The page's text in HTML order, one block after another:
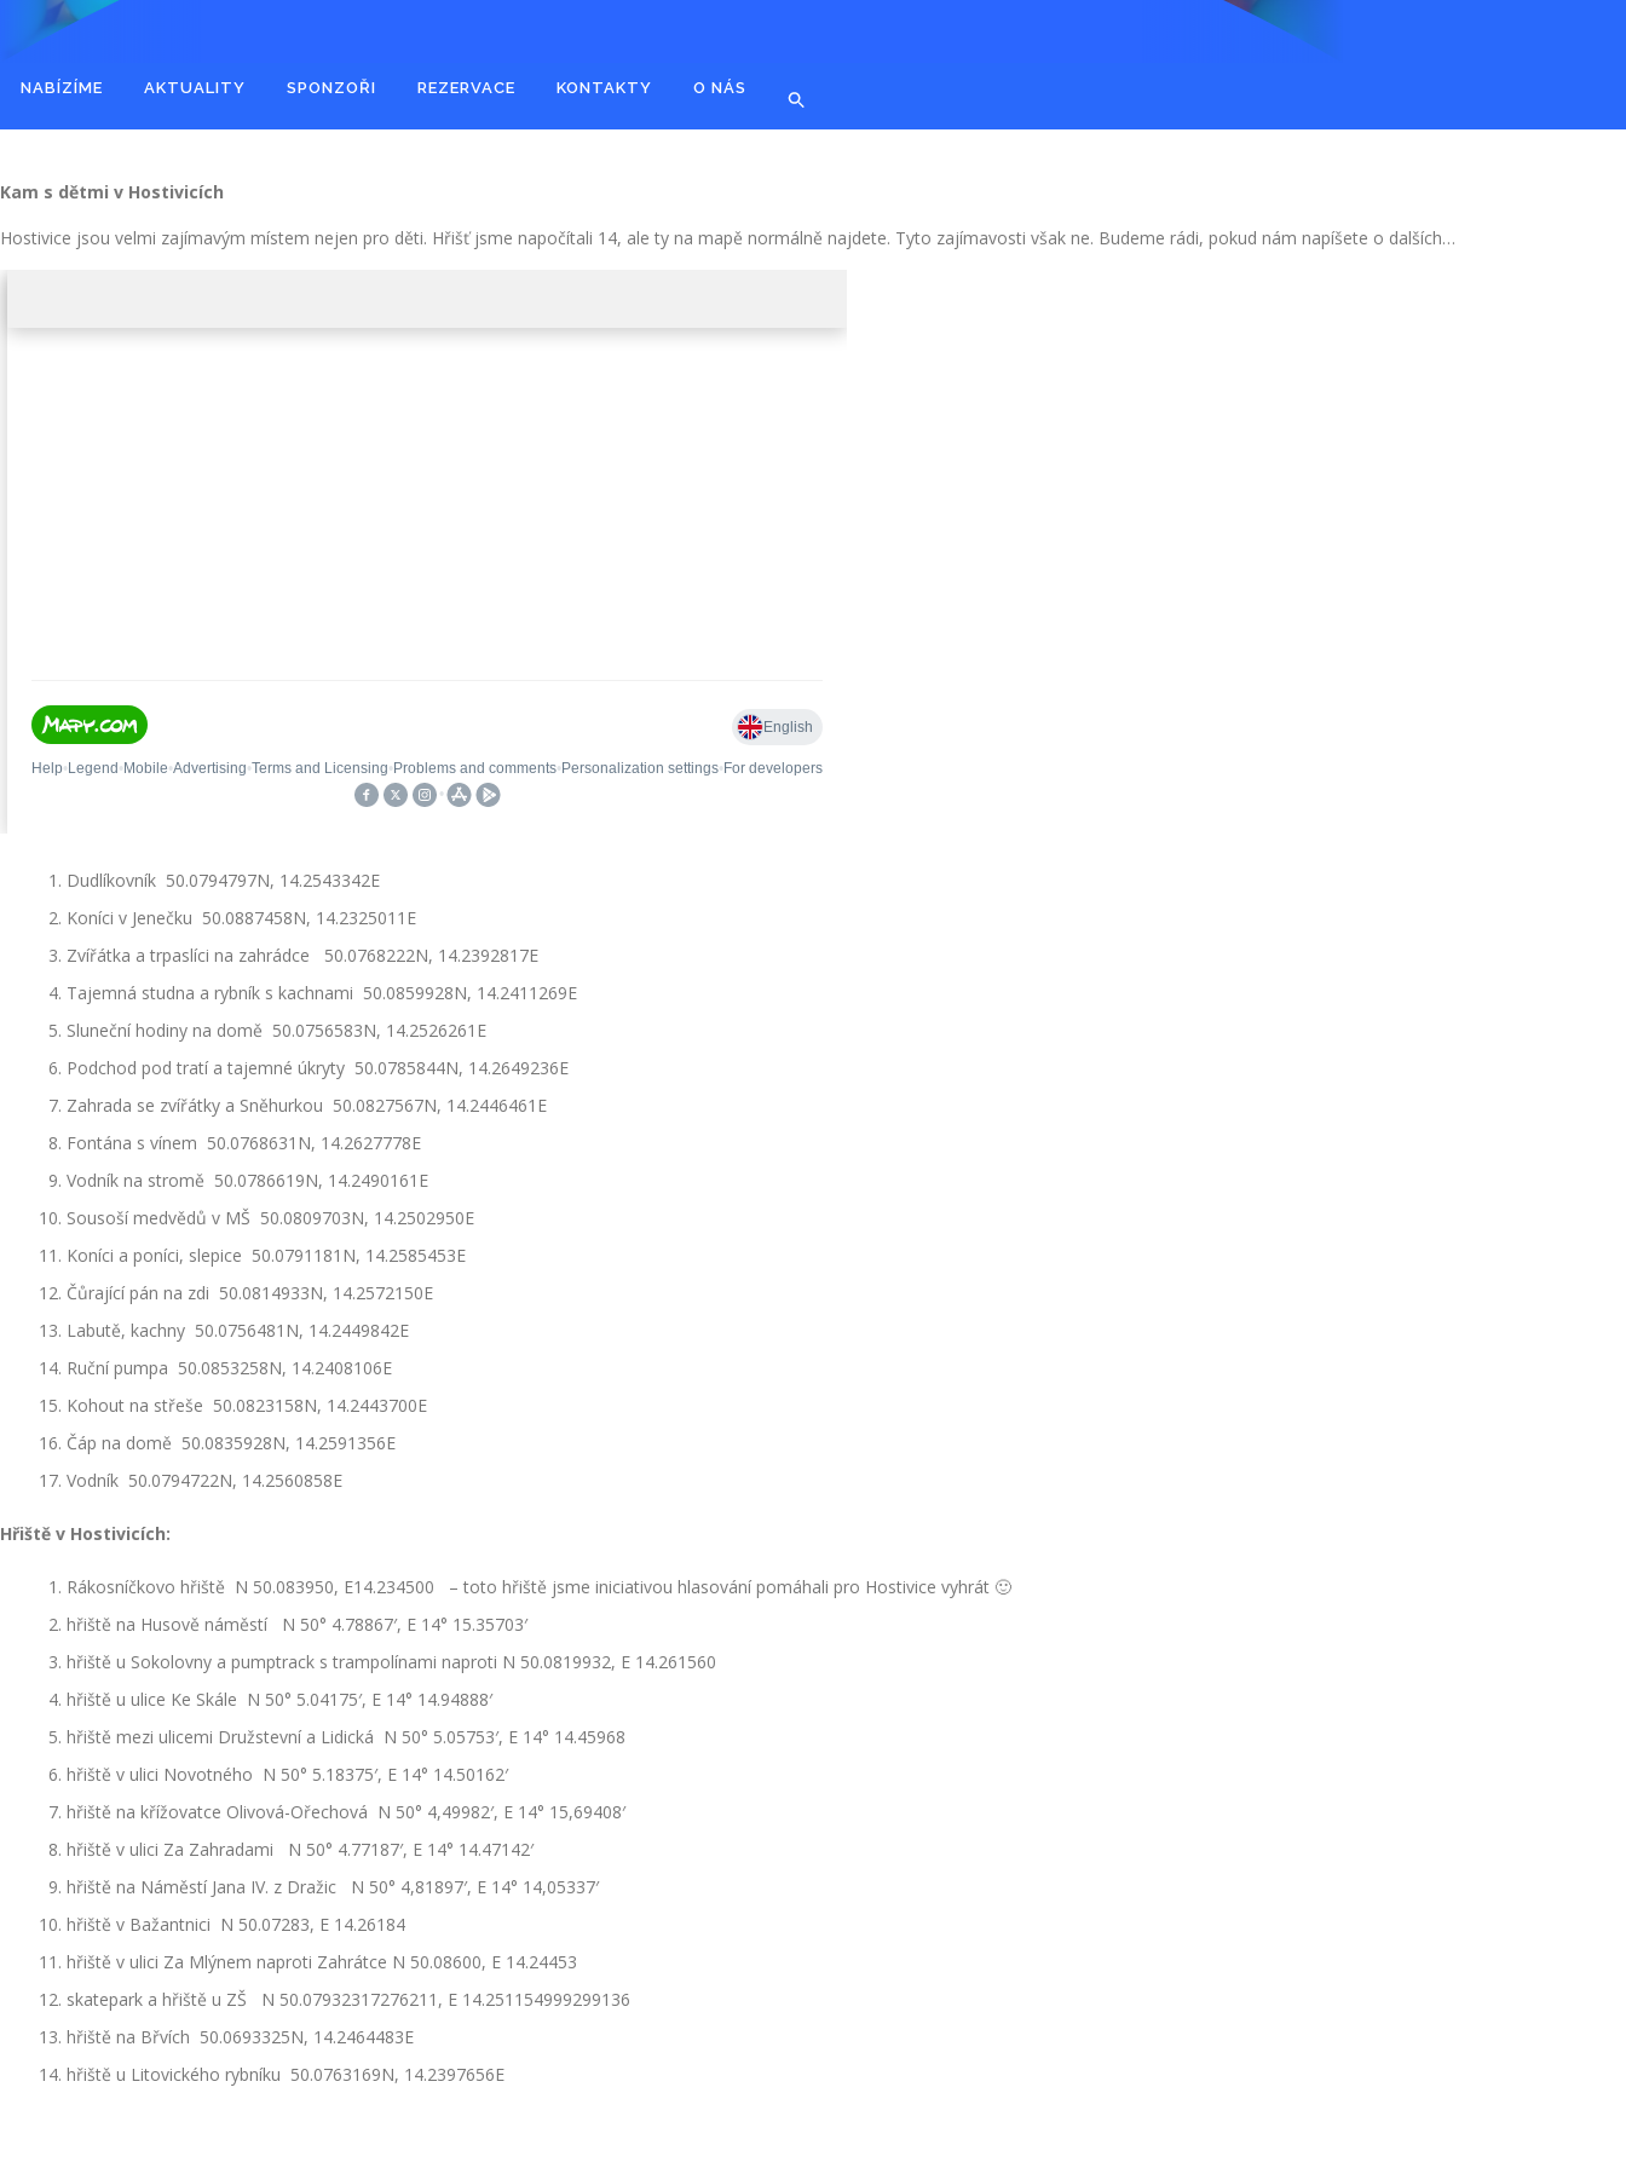
NABÍZÍME AKTUALITY SPONZOŘI REZERVACE KONTAKTY O NÁS
Kam s dětmi v Hostivicích
Hostivice jsou velmi zajímavým místem nejen pro děti. Hřišť jsme napočítali 14, ale ty na mapě normálně najdete. Tyto zajímavosti však ne. Budeme rádi, pokud nám napíšete o dalších…
Dudlíkovník 50.0794797N, 14.2543342E
Koníci v Jenečku 50.0887458N, 14.2325011E
Zvířátka a trpaslíci na zahrádce 50.0768222N, 14.2392817E
Tajemná studna a rybník s kachnami 50.0859928N, 14.2411269E
Sluneční hodiny na domě 50.0756583N, 14.2526261E
Podchod pod tratí a tajemné úkryty 50.0785844N, 14.2649236E
Zahrada se zvířátky a Sněhurkou 50.0827567N, 14.2446461E
Fontána s vínem 50.0768631N, 14.2627778E
Vodník na stromě 50.0786619N, 14.2490161E
Sousoší medvědů v MŠ 50.0809703N, 14.2502950E
Koníci a poníci, slepice 50.0791181N, 14.2585453E
Čůrající pán na zdi 50.0814933N, 14.2572150E
Labutě, kachny 50.0756481N, 14.2449842E
Ruční pumpa 50.0853258N, 14.2408106E
Kohout na střeše 50.0823158N, 14.2443700E
Čáp na domě 50.0835928N, 14.2591356E
Vodník 50.0794722N, 14.2560858E
Hřiště v Hostivicích:
Rákosníčkovo hřiště N 50.083950, E14.234500 – toto hřiště jsme iniciativou hlasování pomáhali pro Hostivice vyhrát 🙂
hřiště na Husově náměstí N 50° 4.78867′, E 14° 15.35703′
hřiště u Sokolovny a pumptrack s trampolínami naproti N 50.0819932, E 14.261560
hřiště u ulice Ke Skále N 50° 5.04175′, E 14° 14.94888′
hřiště mezi ulicemi Družstevní a Lidická N 50° 5.05753′, E 14° 14.45968
hřiště v ulici Novotného N 50° 5.18375′, E 14° 14.50162′
hřiště na křížovatce Olivová-Ořechová N 50° 4,49982′, E 14° 15,69408′
hřiště v ulici Za Zahradami N 50° 4.77187′, E 14° 14.47142′
hřiště na Náměstí Jana IV. z Dražic N 50° 4,81897′, E 14° 14,05337′
hřiště v Bažantnici N 50.07283, E 14.26184
hřiště v ulici Za Mlýnem naproti Zahrátce N 50.08600, E 14.24453
skatepark a hřiště u ZŠ N 50.07932317276211, E 14.251154999299136
hřiště na Břvích 50.0693325N, 14.2464483E
hřiště u Litovického rybníku 50.0763169N, 14.2397656E